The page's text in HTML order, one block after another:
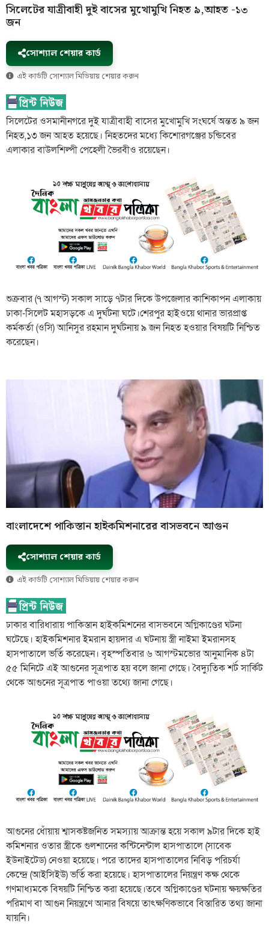
সিলেটের যাত্রীবাহী দুই বাসের মুখোমুখি নিহত ৯,আহত -১৩
জন
সোশ্যাল শেয়ার কার্ড
এই কার্ডটি সোশ্যাল মিডিয়ায় শেয়ার করুন
সিলেটের ওসমানীনগরে দুই যাত্রীবাহী বাসের মুখোমুখি সংঘর্ষে অন্তত ৯ জন
নিহত,১৩ জন আহত হয়েছে। নিহতদের মধ্যে কিশোরগঞ্জের চন্ডিবের
এলাকার বাউলশিল্পী পেহেলী ভৈরবীও রয়েছেন।
শুক্রবার (৭ আগস্ট) সকাল সাড়ে ৭টার দিকে উপজেলার কাশিকাপন এলাকায়
ঢাকা-সিলেট মহাসড়কে এ দুর্ঘটনা ঘটে।শেরপুর হাইওয়ে থানার ভারপ্রাপ্ত
কর্মকর্তা (ওসি) আনিসুর রহমান দুর্ঘটনায় ৯ জন নিহত হওয়ার বিষয়টি নিশ্চিত
করেছেন।
বাংলাদেশে পাকিস্তান হাইকমিশনারের বাসভবনে আগুন
সোশ্যাল শেয়ার কার্ড
এই কার্ডটি সোশ্যাল মিডিয়ায় শেয়ার করুন
ঢাকার বারিধারায় পাকিস্তান হাইকমিশনের বাসভবনে অগ্নিকাণ্ডের ঘটনা
ঘটেছে। হাইকমিশনার ইমরান হায়দার এ ঘটনায় স্ত্রী নাইমা ইমরানসহ
হাসপাতালে ভর্তি করেছেন। বৃহস্পতিবার ৬ আগস্টমভোর আনুমানিক ৪টা
৫৫ মিনিটে এই আগুনের সূত্রপাত হয় বলে জানা গেছে। বৈদ্যুতিক শর্ট সার্কিট
থেকে আগুনের সূত্রপাত পাওয়া তথ্যে জানা গেছে।
আগুনের ধোঁয়ায় শ্বাসকষ্টজনিত সমস্যায় আক্রান্ত হয়ে সকাল ৯টার দিকে হাই
কমিশনার ওতার স্ত্রীকে গুলশানের কন্টিনেন্টাল হাসপাতালে (সাবেক
ইউনাইটেড) নেওয়া হয়েছে। পরে তাদের হাসপাতালের নিবিড় পরিচর্যা
কেন্দ্রে (আইসিইউ) ভর্তি করা হয়েছে। হাসপাতালের নিয়ন্ত্রণ কক্ষ থেকে
গণমাধ্যমকে বিষয়টি নিশ্চিত করা হয়েছে।তবে অগ্নিকাণ্ডের ঘটনায় ক্ষয়ক্ষতির
পরিমাণ বা আগুন নিয়ন্ত্রণে আনার বিষয়ে তাৎক্ষণিকভাবে বিস্তারিত তথ্য জানা
যায়নি।